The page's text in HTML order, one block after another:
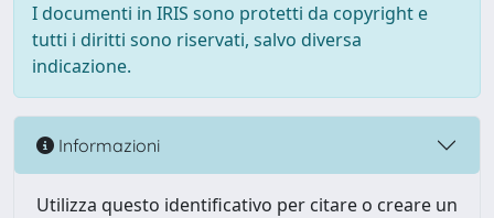
I documenti in IRIS sono protetti da copyright e
tutti i diritti sono riservati, salvo diversa
indicazione.
Informazioni
Utilizza questo identificativo per citare o creare un